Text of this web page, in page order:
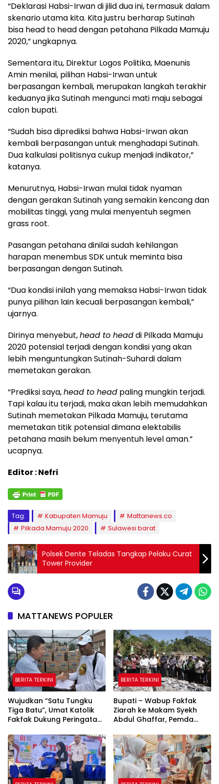
“Deklarasi Habsi-Irwan di jilid dua ini, termasuk dalam
skenario utama kita. Kita justru berharap Sutinah
bisa head to head dengan petahana Pilkada Mamuju
2020,” ungkapnya.
Sementara itu, Direktur Logos Politika, Maenunis
Amin menilai, pilihan Habsi-Irwan untuk
berpasangan kembali, merupakan langkah terakhir
keduanya jika Sutinah mengunci mati maju sebagai
calon bupati.
“Sudah bisa diprediksi bahwa Habsi-Irwan akan
kembali berpasangan untuk menghadapi Sutinah.
Dua kalkulasi politisnya cukup menjadi indikator,”
katanya.
Menurutnya, Habsi-Irwan mulai tidak nyaman
dengan gerakan Sutinah yang semakin kencang dan
mobilitas tinggi, yang mulai menyentuh segmen
grass root.
Pasangan petahana dinilai sudah kehilangan
harapan menembus SDK untuk meminta bisa
berpasangan dengan Sutinah.
“Dua kondisi inilah yang memaksa Habsi-Irwan tidak
punya pilihan lain kecuali berpasangan kembali,”
ujarnya.
Dirinya menyebut,head to headdi Pilkada Mamuju
2020 potensial terjadi dengan kondisi yang akan
lebih menguntungkan Sutinah-Suhardi dalam
memetakan gerakan.
“Prediksi saya,head to head paling mungkin terjadi.
Tapi kalau itu terjadi, maka akan lebih memudahkan
Sutinah memetakan Pilkada Mamuju, terutama
memetakan titik potensial dimana elektabilis
petahana masih belum menyentuh level aman.”
ucapnya.
Editor : Nefri
Tag: Kabupaten Mamuju
Mattanews.co
Pilkada Mamuju 2020
Sulawesi barat
Polsek Dente Teladas Tangkap Pelaku Curat
Tower Provider
MATTANEWS POPULER
BERITA TERKINI
Wujudkan “Satu Tungku
Tiga Batu”, Umat Katolik
Fakfak Dukung Peringatan
Papua
BERITA TERKINI
Bupati – Wabup Fakfak
Ziarah ke Makam Syekh
Abdul Ghaffar, Pemda
Peringatan 666 Tahun
Islam Masuk Tanah Papua